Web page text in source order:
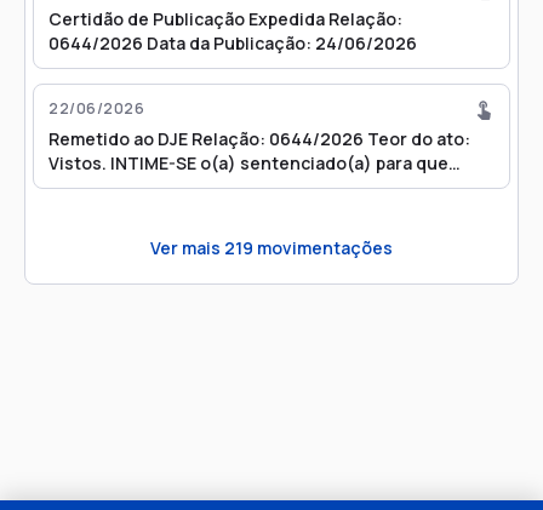
Certidão de Publicação Expedida Relação:
0644/2026 Data da Publicação: 24/06/2026
22/06/2026
Remetido ao DJE Relação: 0644/2026 Teor do ato:
Vistos. INTIME-SE o(a) sentenciado(a) para que
compareça em juízo, no prazo de 10 (dez) dias,
comprovantes de endereço e de ocupação lícita,
para dar início ao cumprimento das condições
impostas para a concessão do Regime Aberto, sob
Ver mais 219 movimentações